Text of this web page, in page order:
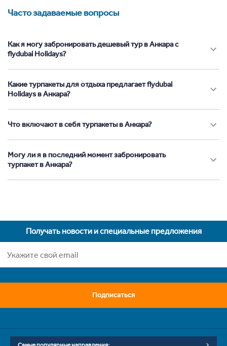
Часто задаваемые вопросы
Как я могу забронировать дешевый тур в Анкара с
flydubai Holidays?
Какие турпакеты для отдыха предлагает flydubai
Holidays в Анкара?
Что включают в себя турпакеты в Анкара?
Могу ли я в последний момент забронировать
турпакет в Анкара?
Получать новости и специальные предложения
Подписаться